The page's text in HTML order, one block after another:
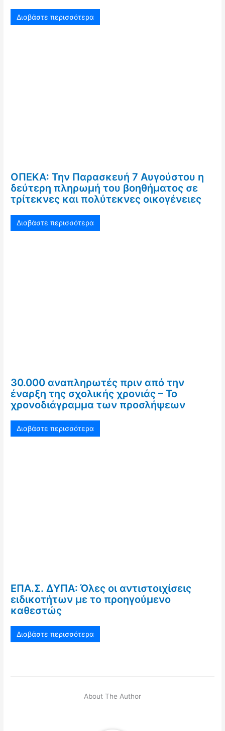
Διαβάστε περισσότερα
ΟΠΕΚΑ: Την Παρασκευή 7 Αυγούστου η
δεύτερη πληρωμή του βοηθήματος σε
τρίτεκνες και πολύτεκνες οικογένειες
Διαβάστε περισσότερα
30.000 αναπληρωτές πριν από την
έναρξη της σχολικής χρονιάς – Το
χρονοδιάγραμμα των προσλήψεων
Διαβάστε περισσότερα
ΕΠΑ.Σ. ΔΥΠΑ: Όλες οι αντιστοιχίσεις
ειδικοτήτων με το προηγούμενο
καθεστώς
Διαβάστε περισσότερα
About The Author